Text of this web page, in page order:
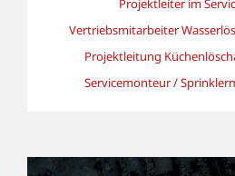
Vertriebsmitarbeiter
Projektleitung
Servicemonteur /